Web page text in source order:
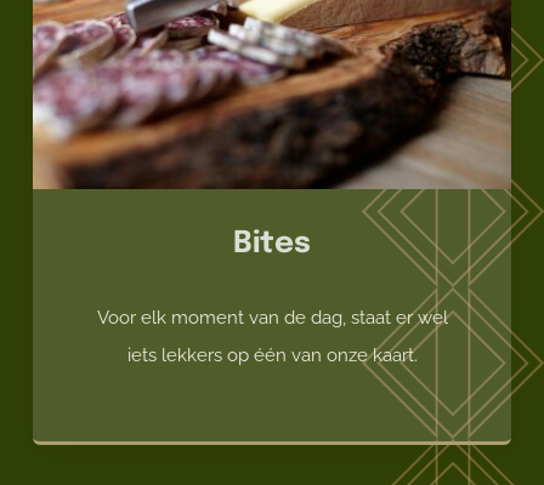
Bites
Voor elk moment van de dag, staat er wel
iets lekkers op één van onze kaart.